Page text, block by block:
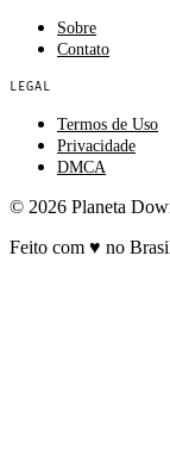
Sobre
Contato
LEGAL
Termos de Uso
Privacidade
DMCA
© 2026 Planeta
Feito com ♥ no